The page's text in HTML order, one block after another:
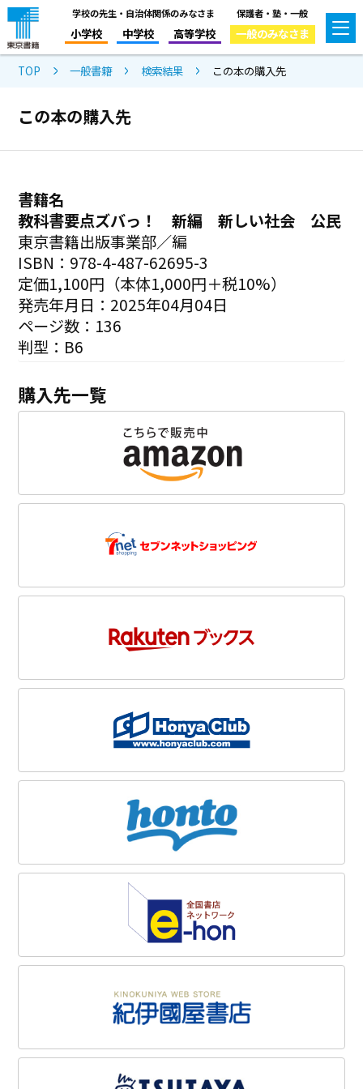
学校の先生・自治体関係のみなさま
小学校 中学校 高等学校
保護者・塾・一般
一般のみなさま
TOP 一般書籍 検索結果 この本の購入先
この本の購入先
書籍名
教科書要点ズバっ！ 新編 新しい社会 公民
東京書籍出版事業部／編
ISBN：978-4-487-62695-3
定価1,100円（本体1,000円＋税10%）
発売年月日：2025年04月04日
ページ数：136
判型：B6
購入先一覧